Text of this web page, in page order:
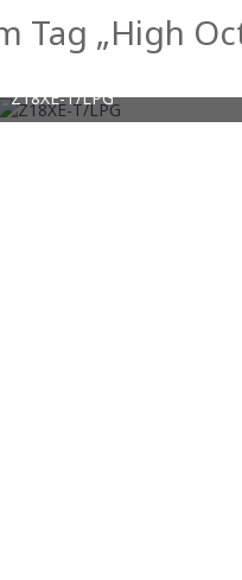
Tag „High
Z18XE-T/LPG
Silver Arrow
16. Februar 2019